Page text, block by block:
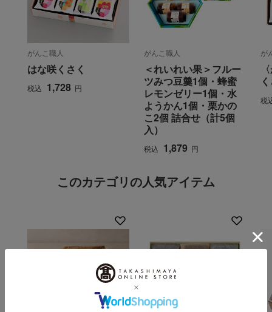
がんこ職人
はな咲くさく
税込 1,728 円
がんこ職人
＜れいれい果＞フルー
ツみつ豆羹1個・蜂蜜
レモンゼリー1個・水
ようかん1個・栗かの
こ2個 詰合せ（計5個
入）
税込 1,879 円
が
税
このカテゴリの人気アイテム